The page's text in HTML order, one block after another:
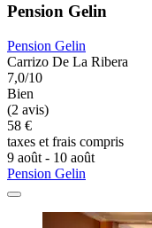
Pension Gelin
Pension Gelin
Carrizo De La Ribera
7,0/10
Bien
(2 avis)
58 €
taxes et frais compris
9 août - 10 août
Pension Gelin